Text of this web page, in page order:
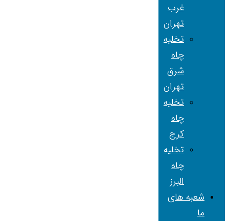
غرب
تهران
تخلیه
چاه
شرق
تهران
تخلیه
چاه
کرج
تخلیه
چاه
البرز
شعبه های
ما